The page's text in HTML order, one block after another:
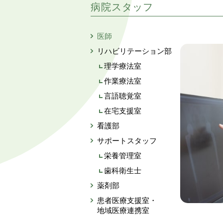
病院スタッフ
医師
リハビリテーション部
理学療法室
作業療法室
言語聴覚室
在宅支援室
看護部
サポートスタッフ
栄養管理室
歯科衛生士
薬剤部
患者医療支援室・
地域医療連携室